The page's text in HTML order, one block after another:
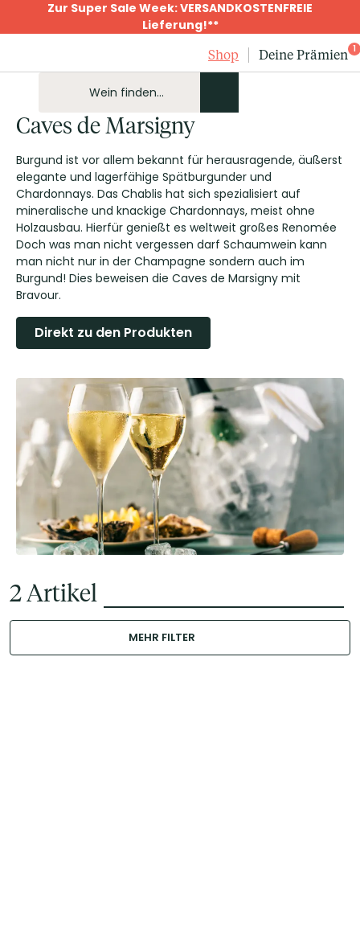
Zur Super Sale Week: VERSANDKOSTENFREIE
Lieferung!**
Shop
Deine Prämien 1
Caves de Marsigny
Burgund ist vor allem bekannt für herausragende, äußerst
elegante und lagerfähige Spätburgunder und
Chardonnays. Das Chablis hat sich spezialisiert auf
mineralische und knackige Chardonnays, meist ohne
Holzausbau. Hierfür genießt es weltweit großes Renomée
Doch was man nicht vergessen darf Schaumwein kann
man nicht nur in der Champagne sondern auch im
Burgund! Dies beweisen die Caves de Marsigny mit
Bravour.
Direkt zu den Produkten
2Artikel
MEHR FILTER